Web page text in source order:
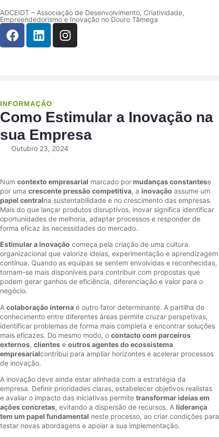
ADCEIDT – Associação de Desenvolvimento, Criatividade,
Empreendedorismo e Inovação no Douro Tâmega
INFORMAÇÃO
Como Estimular a Inovação na
sua Empresa
Outubro 23, 2024
Num contexto empresarial marcado pormudanças constantese
por uma crescente pressão competitiva, a inovação assume um
papel centralna sustentabilidade e no crescimento das empresas.
Mais do que lançar produtos disruptivos, inovar significa identificar
oportunidades de melhoria, adaptar processos e responder de
forma eficaz às necessidades do mercado.
Estimular a inovação começa pela criação de uma cultura
organizacional que valorize ideias, experimentação e aprendizagem
contínua. Quando as equipas se sentem envolvidas e reconhecidas,
tornam-se mais disponíveis para contribuir com propostas que
podem gerar ganhos de eficiência, diferenciação e valor para o
negócio.
A colaboração interna é outro fator determinante. A partilha de
conhecimento entre diferentes áreas permite cruzar perspetivas,
identificar problemas de forma mais completa e encontrar soluções
mais eficazes. Do mesmo modo, o contacto com parceiros
externos, clientes e outros agentes do ecossistema
empresarialcontribui para ampliar horizontes e acelerar processos
de inovação.
A inovação deve ainda estar alinhada com a estratégia da
empresa. Definir prioridades claras, estabelecer objetivos realistas
e avaliar o impacto das iniciativas permite transformar ideias em
ações concretas, evitando a dispersão de recursos. A liderança
tem um papel fundamental neste processo, ao criar condições para
testar novas abordagens e apoiar a sua implementação.